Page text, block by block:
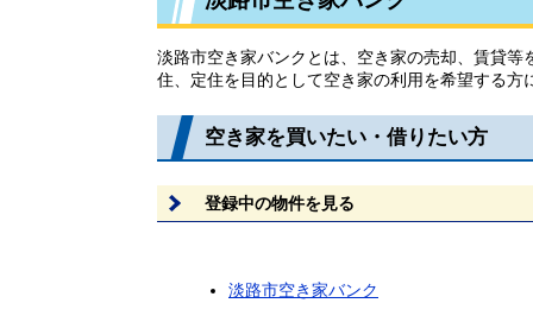
淡路市空き家バンクとは、空き家の売却、賃貸
住、定住を目的として空き家の利用を希望する
空き家を買いたい・借りたい方
登録中の物件を見る
淡路市空き家バンク